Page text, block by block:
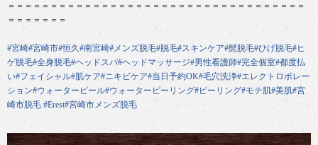
＝＝＝＝＝＝＝＝＝＝＝＝＝＝＝＝＝＝＝＝＝＝＝＝＝＝＝＝＝＝＝＝＝＝＝
＝＝＝＝＝＝＝
#宮崎#宮崎市#恒久#南宮崎#メンズ脱毛#脱毛#スキンケア#髭脱毛#ひげ脱毛#ヒ
ゲ脱毛#全身脱毛#ヘッドスパ#ヘッドマッサージ#男性看護師#完全個室#都度払
い#フェイシャル#肌ケア#ニキビケア#当日予約OK#毛穴洗浄#エレクトロポレー
ション#ウォーターピール#ウォーターピーリング#ピーリング#モテ肌#美肌#宮
崎市脱毛 #Erest#宮崎市メンズ脱毛